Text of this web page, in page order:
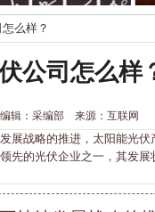
么样？
公司怎么样
辑：采编部 来源：互联网
战略的推进，太阳能光伏
先的光伏企业之一，其发